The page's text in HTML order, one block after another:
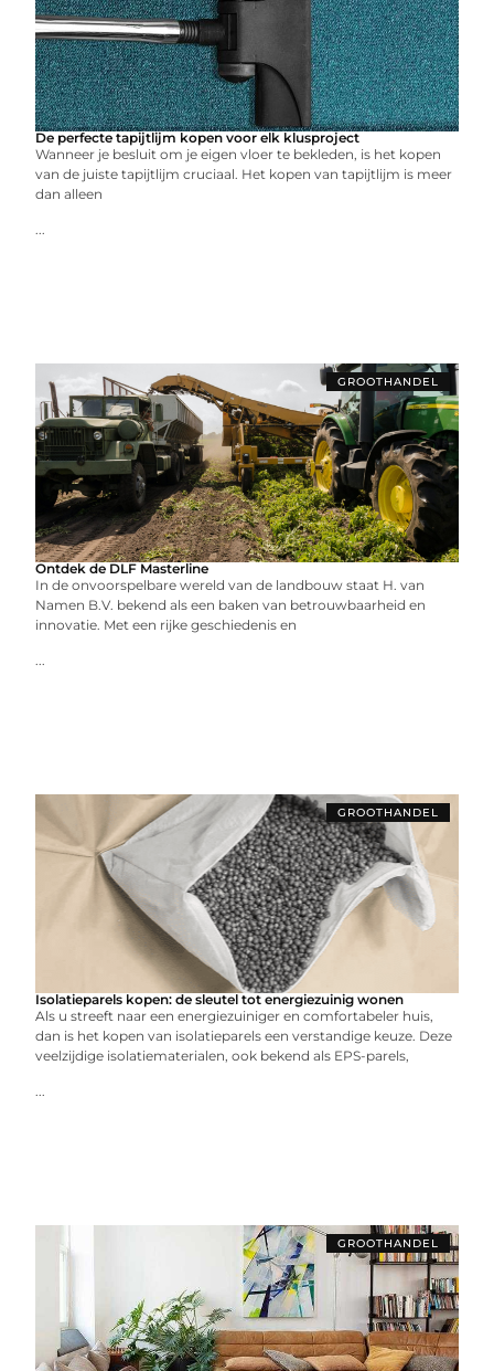
De perfecte tapijtlijm kopen voor elk klusproject
Wanneer je besluit om je eigen vloer te bekleden, is het kopen
van de juiste tapijtlijm cruciaal. Het kopen van tapijtlijm is meer
dan alleen
...
GROOTHANDEL
Ontdek de DLF Masterline
In de onvoorspelbare wereld van de landbouw staat H. van
Namen B.V. bekend als een baken van betrouwbaarheid en
innovatie. Met een rijke geschiedenis en
...
GROOTHANDEL
Isolatieparels kopen: de sleutel tot energiezuinig wonen
Als u streeft naar een energiezuiniger en comfortabeler huis,
dan is het kopen van isolatieparels een verstandige keuze. Deze
veelzijdige isolatiematerialen, ook bekend als EPS-parels,
...
GROOTHANDEL